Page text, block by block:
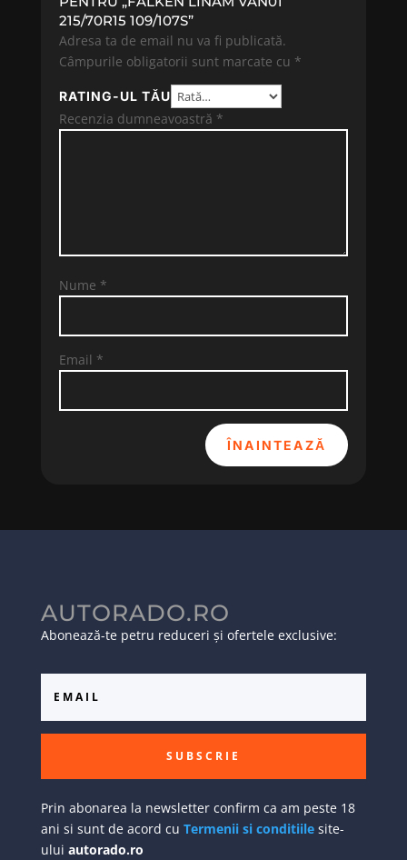
215/70R15 109/107S”
Adresa ta de email nu va fi publicată.
Câmpurile obligatorii sunt marcate cu *
RATING-UL TĂU
Recenzia dumneavoastră *
Nume *
Email *
ÎNAINTEAZĂ
AUTORADO.RO
Abonează-te petru reduceri și ofertele exclusive:
SUBSCRIE
Prin abonarea la newsletter confirm ca am peste 18
ani si sunt de acord cu Termenii si conditiilesite-
ului autorado.ro